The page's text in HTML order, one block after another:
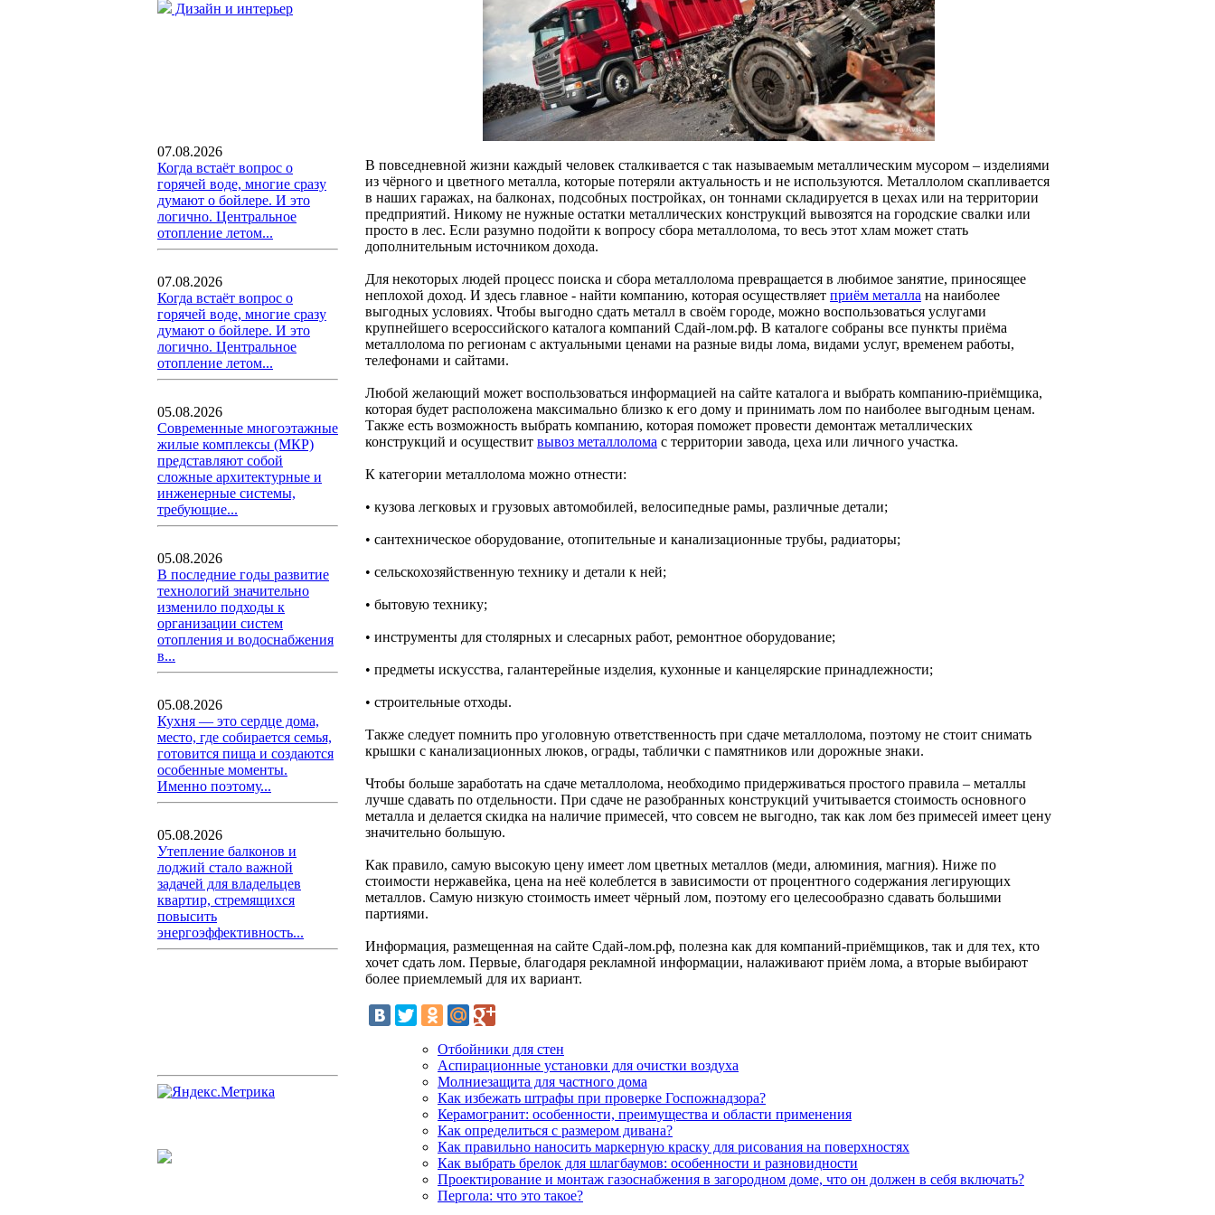
Дизайн и интерьер
07.08.2026
Когда встаёт вопрос о
горячей воде, многие сразу
думают о бойлере. И это
логично. Центральное
отопление летом...
07.08.2026
Когда встаёт вопрос о
горячей воде, многие сразу
думают о бойлере. И это
логично. Центральное
отопление летом...
05.08.2026
Современные многоэтажные
жилые комплексы (МКР)
представляют собой
сложные архитектурные и
инженерные системы,
требующие...
05.08.2026
В последние годы развитие
технологий значительно
изменило подходы к
организации систем
отопления и водоснабжения
в...
05.08.2026
Кухня — это сердце дома,
место, где собирается семья,
готовится пища и создаются
особенные моменты.
Именно поэтому...
05.08.2026
Утепление балконов и
лоджий стало важной
задачей для владельцев
квартир, стремящихся
повысить
энергоэффективность...
В повседневной жизни каждый человек сталкивается с так называемым металлическим мусором – изделиями
из чёрного и цветного металла, которые потеряли актуальность и не используются. Металлолом скапливается
в наших гаражах, на балконах, подсобных постройках, он тоннами складируется в цехах или на территории
предприятий. Никому не нужные остатки металлических конструкций вывозятся на городские свалки или
просто в лес. Если разумно подойти к вопросу сбора металлолома, то весь этот хлам может стать
дополнительным источником дохода.
Для некоторых людей процесс поиска и сбора металлолома превращается в любимое занятие, приносящее
неплохой доход. И здесь главное - найти компанию, которая осуществляет приём металла на наиболее
выгодных условиях. Чтобы выгодно сдать металл в своём городе, можно воспользоваться услугами
крупнейшего всероссийского каталога компаний Сдай-лом.рф. В каталоге собраны все пункты приёма
металлолома по регионам с актуальными ценами на разные виды лома, видами услуг, временем работы,
телефонами и сайтами.
Любой желающий может воспользоваться информацией на сайте каталога и выбрать компанию-приёмщика,
которая будет расположена максимально близко к его дому и принимать лом по наиболее выгодным ценам.
Также есть возможность выбрать компанию, которая поможет провести демонтаж металлических
конструкций и осуществит вывоз металлолома с территории завода, цеха или личного участка.
К категории металлолома можно отнести:
• кузова легковых и грузовых автомобилей, велосипедные рамы, различные детали;
• сантехническое оборудование, отопительные и канализационные трубы, радиаторы;
• сельскохозяйственную технику и детали к ней;
• бытовую технику;
• инструменты для столярных и слесарных работ, ремонтное оборудование;
• предметы искусства, галантерейные изделия, кухонные и канцелярские принадлежности;
• строительные отходы.
Также следует помнить про уголовную ответственность при сдаче металлолома, поэтому не стоит снимать
крышки с канализационных люков, ограды, таблички с памятников или дорожные знаки.
Чтобы больше заработать на сдаче металлолома, необходимо придерживаться простого правила – металлы
лучше сдавать по отдельности. При сдаче не разобранных конструкций учитывается стоимость основного
металла и делается скидка на наличие примесей, что совсем не выгодно, так как лом без примесей имеет цену
значительно большую.
Как правило, самую высокую цену имеет лом цветных металлов (меди, алюминия, магния). Ниже по
стоимости нержавейка, цена на неё колеблется в зависимости от процентного содержания легирующих
металлов. Самую низкую стоимость имеет чёрный лом, поэтому его целесообразно сдавать большими
партиями.
Информация, размещенная на сайте Сдай-лом.рф, полезна как для компаний-приёмщиков, так и для тех, кто
хочет сдать лом. Первые, благодаря рекламной информации, налаживают приём лома, а вторые выбирают
более приемлемый для их вариант.
Отбойники для стен
Аспирационные установки для очистки воздуха
Молниезащита для частного дома
Как избежать штрафы при проверке Госпожнадзора?
Керамогранит: особенности, преимущества и области применения
Как определиться с размером дивана?
Как правильно наносить маркерную краску для рисования на поверхностях
Как выбрать брелок для шлагбаумов: особенности и разновидности
Проектирование и монтаж газоснабжения в загородном доме, что он должен в себя включать?
Пергола: что это такое?